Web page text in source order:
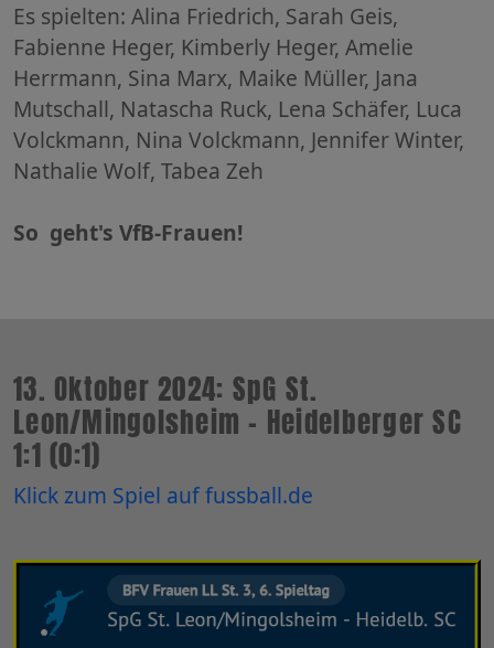
Es spielten: Alina Friedrich, Sarah Geis,
Fabienne Heger, Kimberly Heger, Amelie
Herrmann, Sina Marx, Maike Müller, Jana
Mutschall, Natascha Ruck, Lena Schäfer, Luca
Volckmann, Nina Volckmann, Jennifer Winter,
Nathalie Wolf, Tabea Zeh
So geht's VfB-Frauen!
13. Oktober 2024: SpG St.
Leon/Mingolsheim - Heidelberger SC
1:1 (0:1)
Klick zum Spiel auf fussball.de